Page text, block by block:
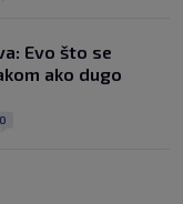
Evo što se
ako dugo
0